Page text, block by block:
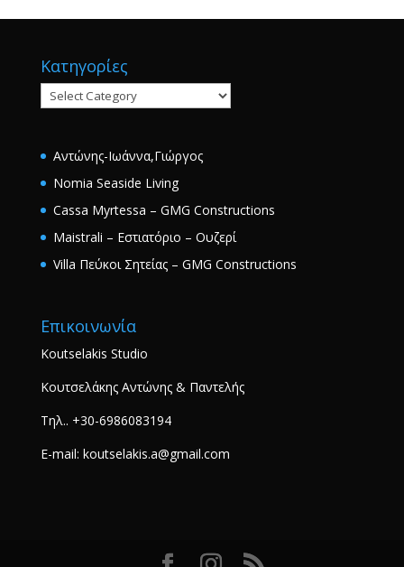
Κατηγορίες
Κατηγορίες
Αντώνης-Ιωάννα,Γιώργος
Nomia Seaside Living
Cassa Myrtessa – GMG Constructions
Maistrali – Εστιατόριο – Ουζερί
Villa Πεύκοι Σητείας – GMG Constructions
Επικοινωνία
Koutselakis Studio
Κουτσελάκης Αντώνης & Παντελής
Τηλ.. +30-6986083194
E-mail: koutselakis.a@gmail.com